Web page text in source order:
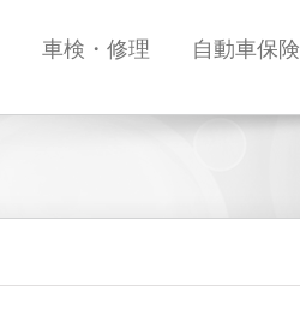
車検・修理 自動車保険